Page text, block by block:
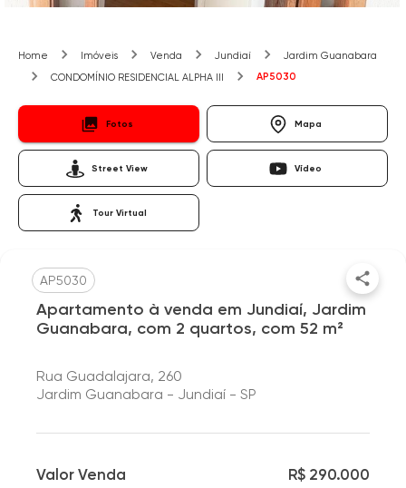
Home Imóveis Venda Jundiaí
Jardim Guanabara
CONDOMÍNIO RESIDENCIAL ALPHA III
AP5030
Fotos Mapa
Street View Vídeo
Tour Virtual
AP5030
Apartamento à venda em Jundiaí, Jardim
Guanabara, com 2 quartos, com 52 m²
Rua Guadalajara, 260
Jardim Guanabara - Jundiaí - SP
Valor Venda R$ 290.000